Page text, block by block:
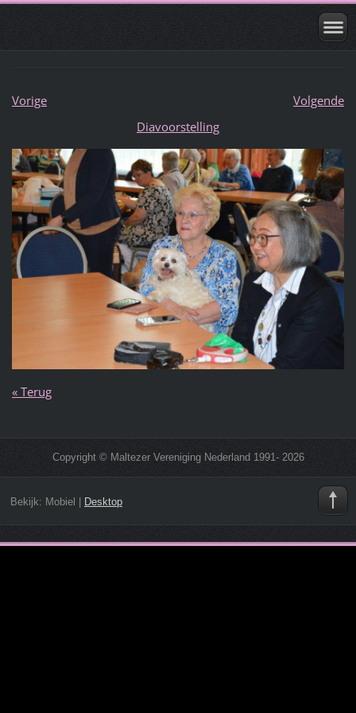
Vorige
Volgende
Diavoorstelling
« Terug
Copyright © Maltezer Vereniging Nederland 1991- 2026
Bekijk: Mobiel Desktop